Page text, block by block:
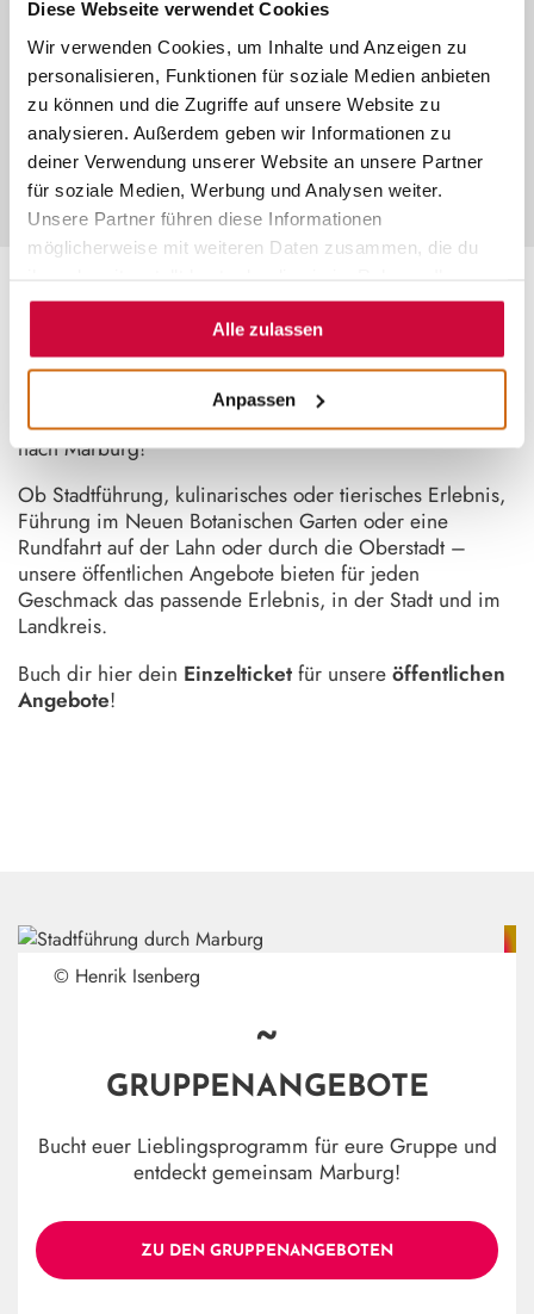
Diese Webseite verwendet Cookies
Wir verwenden Cookies, um Inhalte und Anzeigen zu
personalisieren, Funktionen für soziale Medien anbieten
zu können und die Zugriffe auf unsere Website zu
analysieren. Außerdem geben wir Informationen zu
deiner Verwendung unserer Website an unsere Partner
für soziale Medien, Werbung und Analysen weiter.
Unsere Partner führen diese Informationen
möglicherweise mit weiteren Daten zusammen, die du
Nutzung der Dienste gesammelt haben.
Alle zulassen
Anpassen
INDIVIDUELLE ERLEBNISSE
Plane dein Erlebnis ganz nach deinen
Wünschen – exklusiv für deine
Gruppe und zum Pauschalpreis.
DEIN LIEBLINGSERLEBNIS
Entdecke die Vielfalt Mittelhessens bei einem Ausflug
nach Marburg!
Ob Stadtführung, kulinarisches oder tierisches Erlebnis,
Führung im Neuen Botanischen Garten oder eine
Rundfahrt auf der Lahn oder durch die Oberstadt –
unsere öffentlichen Angebote bieten für jeden
Geschmack das passende Erlebnis, in der Stadt und im
Landkreis.
Buch dir hier dein Einzelticketfür unsereöffentlichen
Angebote!
© Henrik Isenberg
~
GRUPPENANGEBOTE
Bucht euer Lieblingsprogramm für eure Gruppe und
entdeckt gemeinsam Marburg!
ZU DEN GRUPPENANGEBOTEN